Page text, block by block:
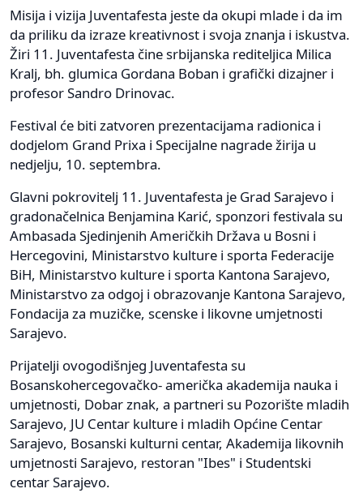
Misija i vizija Juventafesta jeste da okupi mlade i da im
da priliku da izraze kreativnost i svoja znanja i iskustva.
Žiri 11. Juventafesta čine srbijanska rediteljica Milica
Kralj, bh. glumica Gordana Boban i grafički dizajner i
profesor Sandro Drinovac.
Festival će biti zatvoren prezentacijama radionica i
dodjelom Grand Prixa i Specijalne nagrade žirija u
nedjelju, 10. septembra.
Glavni pokrovitelj 11. Juventafesta je Grad Sarajevo i
gradonačelnica Benjamina Karić, sponzori festivala su
Ambasada Sjedinjenih Američkih Država u Bosni i
Hercegovini, Ministarstvo kulture i sporta Federacije
BiH, Ministarstvo kulture i sporta Kantona Sarajevo,
Ministarstvo za odgoj i obrazovanje Kantona Sarajevo,
Fondacija za muzičke, scenske i likovne umjetnosti
Sarajevo.
Prijatelji ovogodišnjeg Juventafesta su
Bosanskohercegovačko- američka akademija nauka i
umjetnosti, Dobar znak, a partneri su Pozorište mladih
Sarajevo, JU Centar kulture i mladih Općine Centar
Sarajevo, Bosanski kulturni centar, Akademija likovnih
umjetnosti Sarajevo, restoran "Ibes" i Studentski
centar Sarajevo.